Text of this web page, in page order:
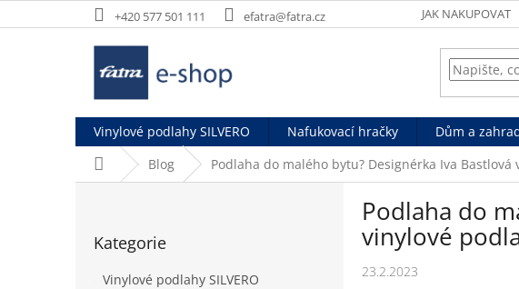
na
+420 577 501 111 efatra@fatra.cz JAK NAKUPOVAT
Vinylové podlahy SILVERO Nafukovací hračky Dům a
Domů Blog Podlaha do malého bytu? Designérka Iva Bastlová
kategorie
Kategorie
Vinylové podlahy SILVERO
Podlaha do
vinylové
23.2.2023